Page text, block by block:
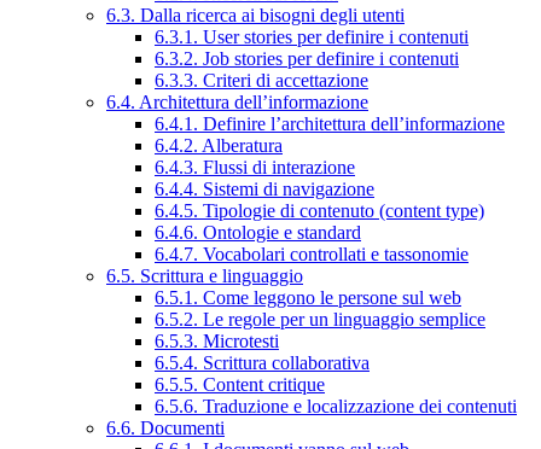
6.3. Dalla ricerca ai bisogni degli utenti
6.3.1. User stories per definire i contenuti
6.3.2. Job stories per definire i contenuti
6.3.3. Criteri di accettazione
6.4. Architettura dell’informazione
6.4.1. Definire l’architettura dell’informazione
6.4.2. Alberatura
6.4.3. Flussi di interazione
6.4.4. Sistemi di navigazione
6.4.5. Tipologie di contenuto (content type)
6.4.6. Ontologie e standard
6.4.7. Vocabolari controllati e tassonomie
6.5. Scrittura e linguaggio
6.5.1. Come leggono le persone sul web
6.5.2. Le regole per un linguaggio semplice
6.5.3. Microtesti
6.5.4. Scrittura collaborativa
6.5.5. Content critique
6.5.6. Traduzione e localizzazione dei contenuti
6.6. Documenti